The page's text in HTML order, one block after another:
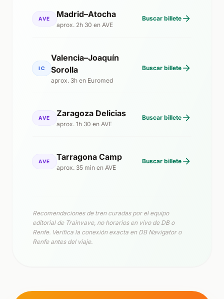
AVE Madrid–Atocha
aprox. 2h 30 en AVE
Buscar billete
IC
Valencia–Joaquín
Sorolla
aprox. 3h en Euromed
Buscar billete
AVE Zaragoza Delicias
aprox. 1h 30 en AVE
Buscar billete
AVE Tarragona Camp
aprox. 35 min en AVE
Buscar billete
Recomendaciones de tren curadas por el equipo
editorial de Trainvave, no horarios en vivo de DB o
Renfe. Verifica la conexión exacta en DB Navigator o
Renfe antes del viaje.